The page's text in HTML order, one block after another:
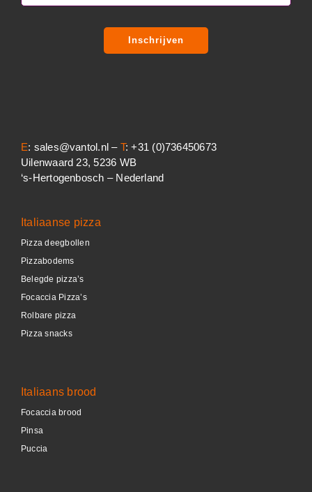
Italiaanse pizza
Pizza deegbollen
Pizzabodems
Belegde pizza’s
Focaccia Pizza’s
Rolbare pizza
Pizza snacks
Italiaans brood
Focaccia brood
Pinsa
Puccia
Inschrijven
E: sales@vantol.nl – T: +31 (0)736450673
Uilenwaard 23, 5236 WB
‘s-Hertogenbosch – Nederland